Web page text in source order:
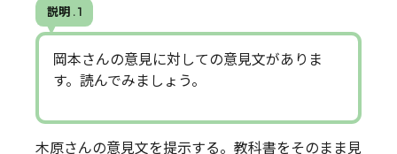
説明 . 1
岡本さんの意見に対しての意見文がありま
す。読んでみましょう。
木原さんの意見文を提示する。教科書をそのまま見